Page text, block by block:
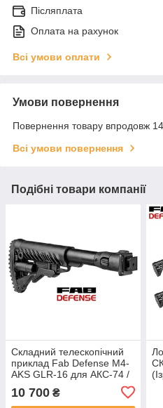
Післяплата
Оплата на рахунок
Всі умови оплати
Умови повернення
Повернення товару впродовж
Всі умови повернення
Подібні товари компанії
Складний телескопічний
приклад Fab Defense М4-
AKS GLR-16 для АКС-74 /
складного убік рамочного
10 700 ₴